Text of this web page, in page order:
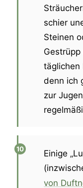
schier
Steinen
täglichen
denn ich
zur
Einige
von